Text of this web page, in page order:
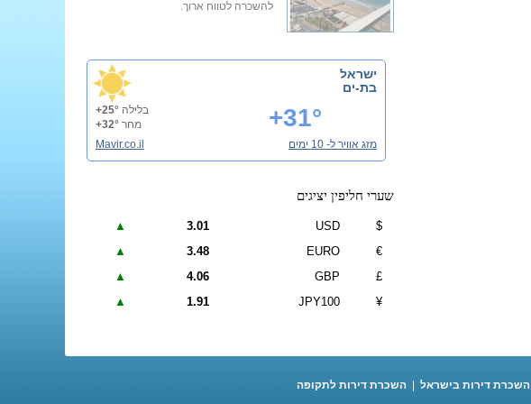
להשכרה לטווח ארוך.
ישראל
בת-ים
+31° בלילה+25°
מחר+32°
מזג אוויר ל- 10 ימים
Mavir.co.il
שערי חליפין יציגים
$
USD
3.01
▲
€
EURO
3.48
▲
£
GBP
4.06
▲
¥
JPY100
1.91
▲
השכרת דירות בישראל
השכרת דירות לתקופה